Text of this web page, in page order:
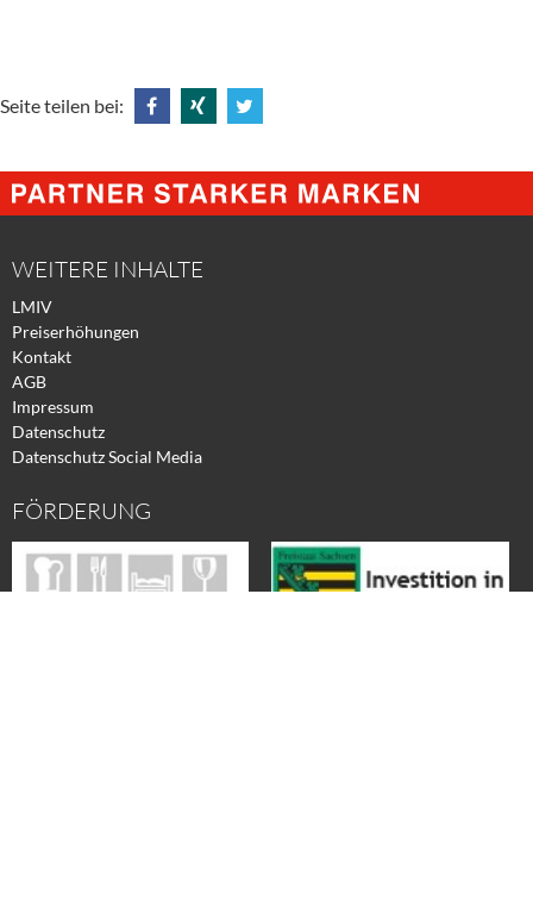
Seite teilen bei:
@
Facebook
@
Xing
@
Twitter
WEITERE INHALTE
LMIV
Preiserhöhungen
Kontakt
AGB
Impressum
Datenschutz
Datenschutz Social Media
FÖRDERUNG